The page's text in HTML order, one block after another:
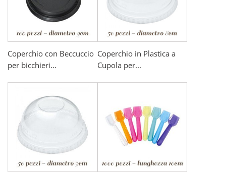
Coperchio con Beccuccio
per bicchieri...
Coperchio in Plastica a
Cupola per...